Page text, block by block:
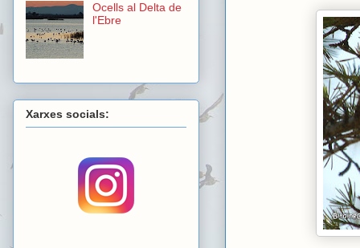
Ocells al Delta de
l'Ebre
Xarxes socials: